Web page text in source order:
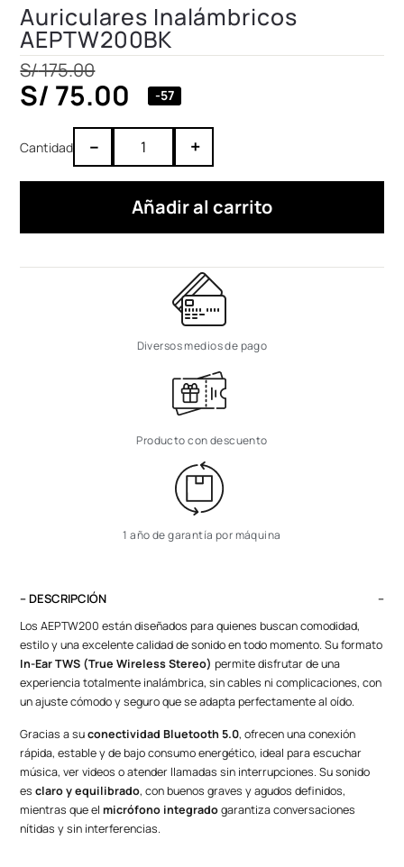
Auriculares Inalámbricos
AEPTW200BK
S/175.00
S/ 75.00 -57
– +
Añadir al carrito
Diversos medios de pago
Producto con descuento
1 año de garantía por máquina
– DESCRIPCIÓN
Los AEPTW200 están diseñados para quienes buscan comodidad,
estilo y una excelente calidad de sonido en todo momento. Su formato
In-Ear TWS (True Wireless Stereo) permite disfrutar de una
experiencia totalmente inalámbrica, sin cables ni complicaciones, con
un ajuste cómodo y seguro que se adapta perfectamente al oído.
Gracias a suconectividad Bluetooth 5.0, ofrecen una conexión
rápida, estable y de bajo consumo energético, ideal para escuchar
música, ver videos o atender llamadas sin interrupciones. Su sonido
esclaro y equilibrado, con buenos graves y agudos definidos,
mientras que elmicrófono integradogarantiza conversaciones
nítidas y sin interferencias.